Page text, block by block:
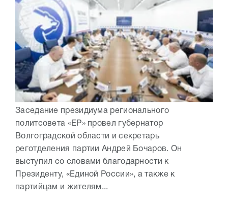
Заседание президиума регионального
политсовета «ЕР» провел губернатор
Волгоградской области и секретарь
реготделения партии Андрей Бочаров. Он
выступил со словами благодарности к
Президенту, «Единой России», а также к
партийцам и жителям...